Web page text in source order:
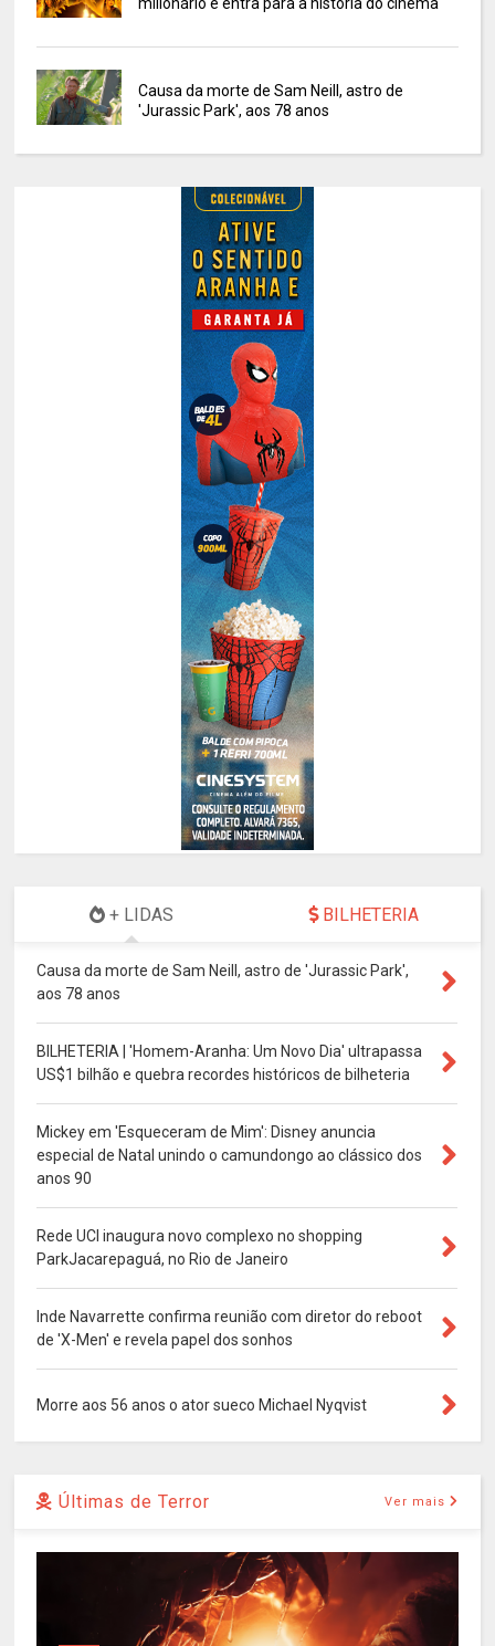
Causa da morte de Sam Neill, astro de
'Jurassic Park', aos 78 anos
+ LIDAS BILHETERIA
Causa da morte de Sam Neill, astro de 'Jurassic Park',
aos 78 anos
BILHETERIA | 'Homem-Aranha: Um Novo Dia' ultrapassa
US$1 bilhão e quebra recordes históricos de bilheteria
Mickey em 'Esqueceram de Mim': Disney anuncia
especial de Natal unindo o camundongo ao clássico dos
anos 90
Rede UCI inaugura novo complexo no shopping
ParkJacarepaguá, no Rio de Janeiro
Inde Navarrette confirma reunião com diretor do reboot
de 'X-Men' e revela papel dos sonhos
Morre aos 56 anos o ator sueco Michael Nyqvist
Últimas de Terror Ver mais